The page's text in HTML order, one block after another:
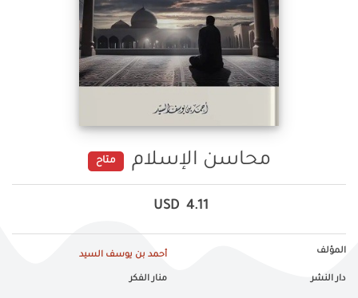
محاسن الإسلام متاح
4.11
USD
المؤلف أحمد بن يوسف السيد
دار النشر منار الفكر